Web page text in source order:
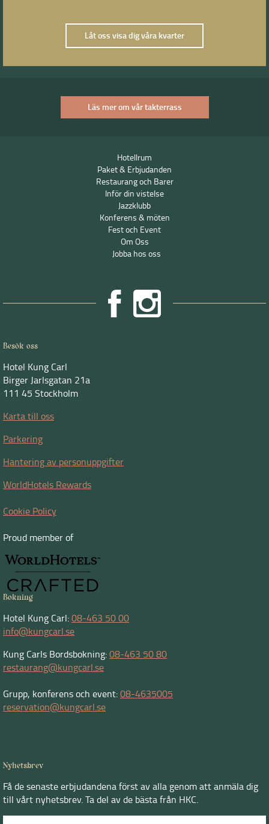
Låt oss visa dig våra kvarter
Läs mer om vår takterrass
Hotellrum
Paket & Erbjudanden
Restaurang och Barer
Inför din vistelse
Jazzklubb
Konferens & möten
Fest och Event
Om Oss
Jobba hos oss
Besök oss
Hotel Kung Carl
Birger Jarlsgatan 21a
111 45 Stockholm
Karta till oss
Parkering
Hantering av personuppgifter
WorldHotels Rewards
Cookie Policy
Proud member of
Bokning
Hotel Kung Carl:08-463 50 00
info@kungcarl.se
Kung Carls Bordsbokning:08-463 50 80
restaurang@kungcarl.se
Grupp, konferens och event:08-4635005
reservation@kungcarl.se
Nyhetsbrev
Få de senaste erbjudandena först av alla genom att anmäla dig
till vårt nyhetsbrev. Ta del av de bästa från HKC.